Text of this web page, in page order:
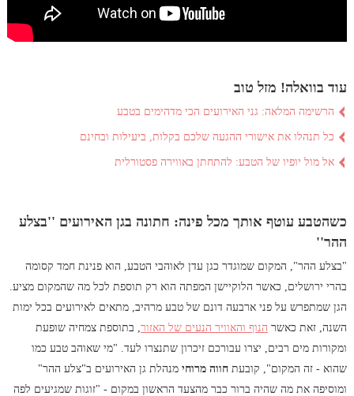
עוד בוואלה! מזל טוב
הרשימה המלאה: גני האירועים הכי מדהימים בטבע
כל תנהלו את אישורי ההגעה שלכם בקלות, ביעילות ובחינם
אל מול יופיו של הטבע: להתחתן באווירה פסטורלית
כשהטבע עוטף אותך מכל פינה: חתונה בגן האירועים ''בצלע
ההר''
"בצלע ההר", המקום שמוגדר כגן עדן לאוהבי הטבע, הוא פנינת חמד קסומה
בהרי ירושלים, כאשר הלוקיישן המפתה הוא רק תוספת לכל מה שהמקום מציע.
הגן שמתפרש על פני ארבעה דונם של טבע מרהיב, מתאים לאירועים בכל ימות
השנה, זאת כאשר הנוף והאוויר הנעים של האזור, בתוספת צמחיה שופעת
ומקורות מים רבים, יצרו עבורכם זיכרון שתנצרו לעד. "מי שאוהב טבע כמו
שהוא - זה המקום", קובעת חווה מרוחימנהלת גן האירועים ב"צלע ההר"
ומוסיפה את מה שהיה ברור כבר מהצעד הראשון במקום - "זוגות שמגיעים לפה